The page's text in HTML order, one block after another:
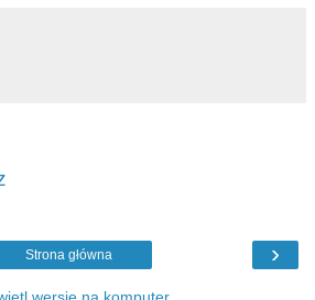
›
Strona główna
wersję na komputer